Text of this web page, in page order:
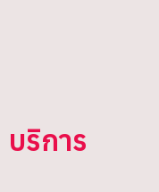
บริการ